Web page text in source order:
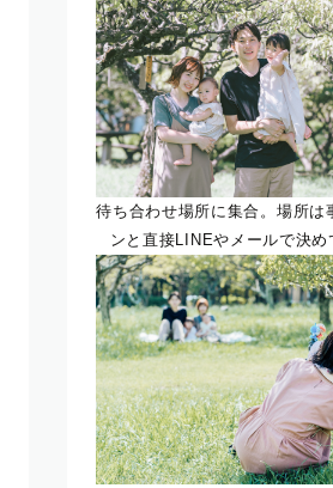
待ち合わせ場所に集合。場所は
ンと直接LINEやメールで決め